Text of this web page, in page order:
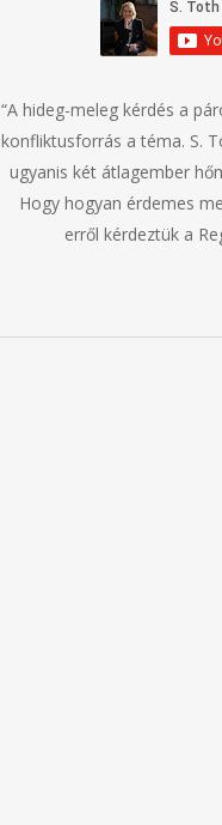
“A hideg-meleg kérdés a
konfliktusforrás a téma. S.
ugyanis két átlagember
Hogy hogyan érdemes
erről kérdeztük a